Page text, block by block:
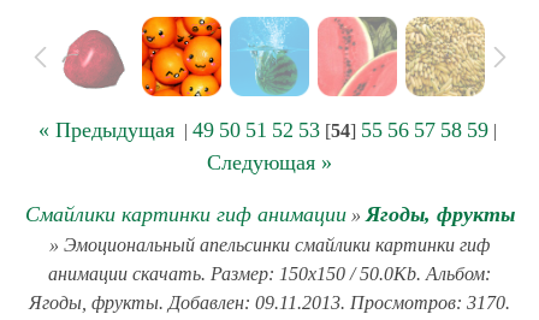
« Предыдущая| 49 50 51 52 53[54] 55 56 57 58 59|
Следующая »
Смайлики картинки гиф анимации» Ягоды, фрукты
» Эмоциональный апельсинки смайлики картинки гиф
анимации скачать. Размер: 150x150 / 50.0Kb. Альбом:
Ягоды, фрукты. Добавлен: 09.11.2013. Просмотров: 3170.